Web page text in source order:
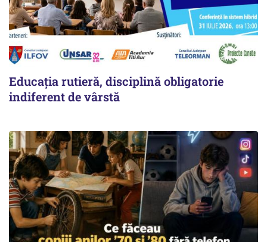
Educația rutieră, disciplină obligatorie
indiferent de vârstă